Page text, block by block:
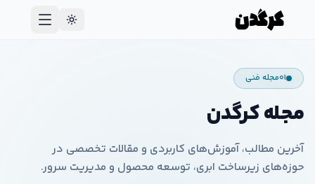
۰۱مجله فنی
مجله کرگدن
آخرین مطالب، آموزش‌های کاربردی و مقالات تخصصی در
حوزه‌های زیرساخت ابری، توسعه محصول و مدیریت سرور.